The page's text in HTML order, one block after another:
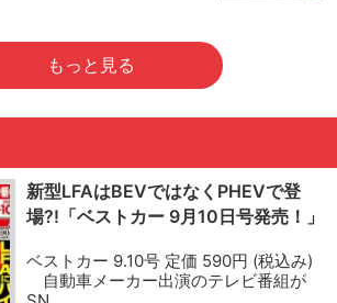
もっと見る
新型LFAはBEVではなくPHEVで登
場?!「ベストカー 9月10日号発売！」
ベストカー 9.10号 定価 590円 (税込み)
自動車メーカー出演のテレビ番組が